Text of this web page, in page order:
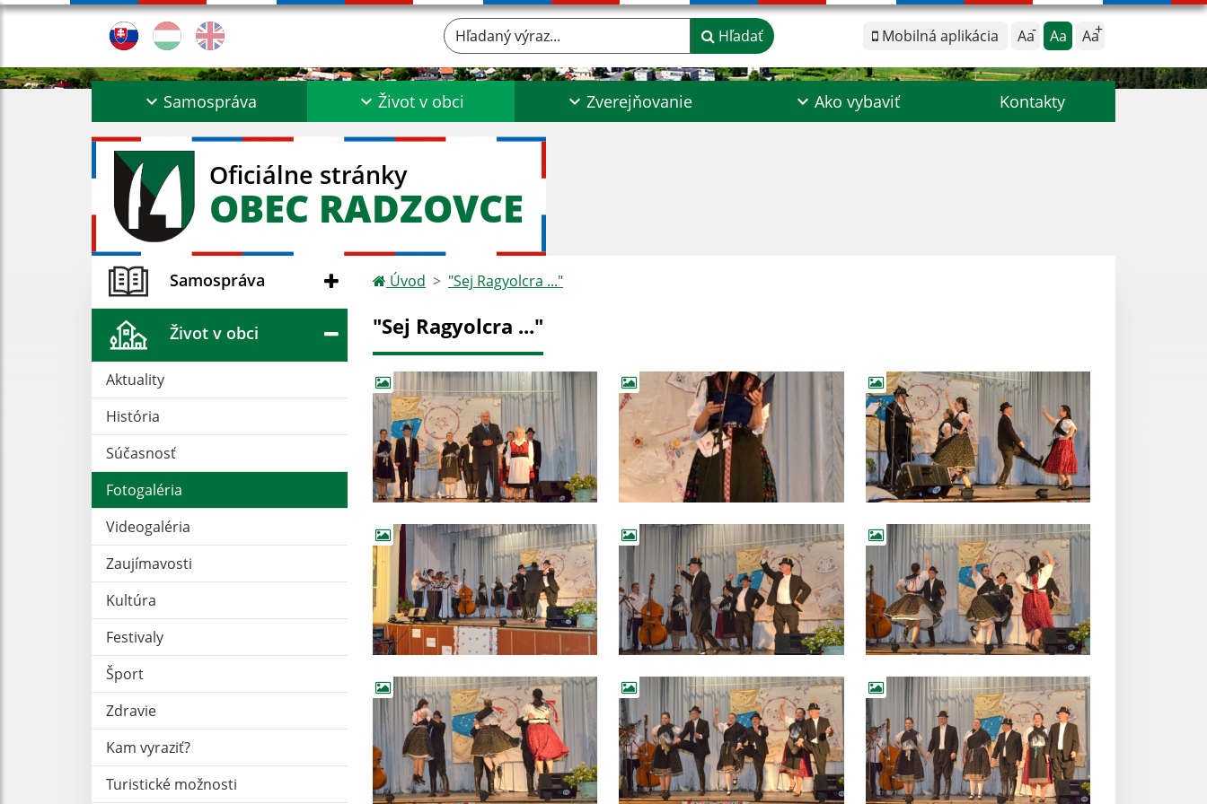
Mobilná aplikácia Aa Aa Aa
Hľadaný výraz... Hľadať
Samospráva Život v obci Zverejňovanie Ako vybaviť Kontakty
Oficiálne stránky
OBEC RADZOVCE
Samospráva
Život v obci
Aktuality
História
Súčasnosť
Fotogaléria
Videogaléria
Zaujímavosti
Kultúra
Festivaly
Šport
Zdravie
Kam vyraziť?
Turistické možnosti
Úvod "Sej Ragyolcra ..."
"Sej Ragyolcra ..."